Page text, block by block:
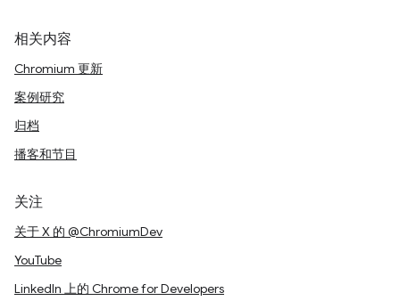
相关内容
Chromium 更新
案例研究
归档
播客和节目
关注
关于 X 的 @ChromiumDev
YouTube
LinkedIn 上的 Chrome for Developers